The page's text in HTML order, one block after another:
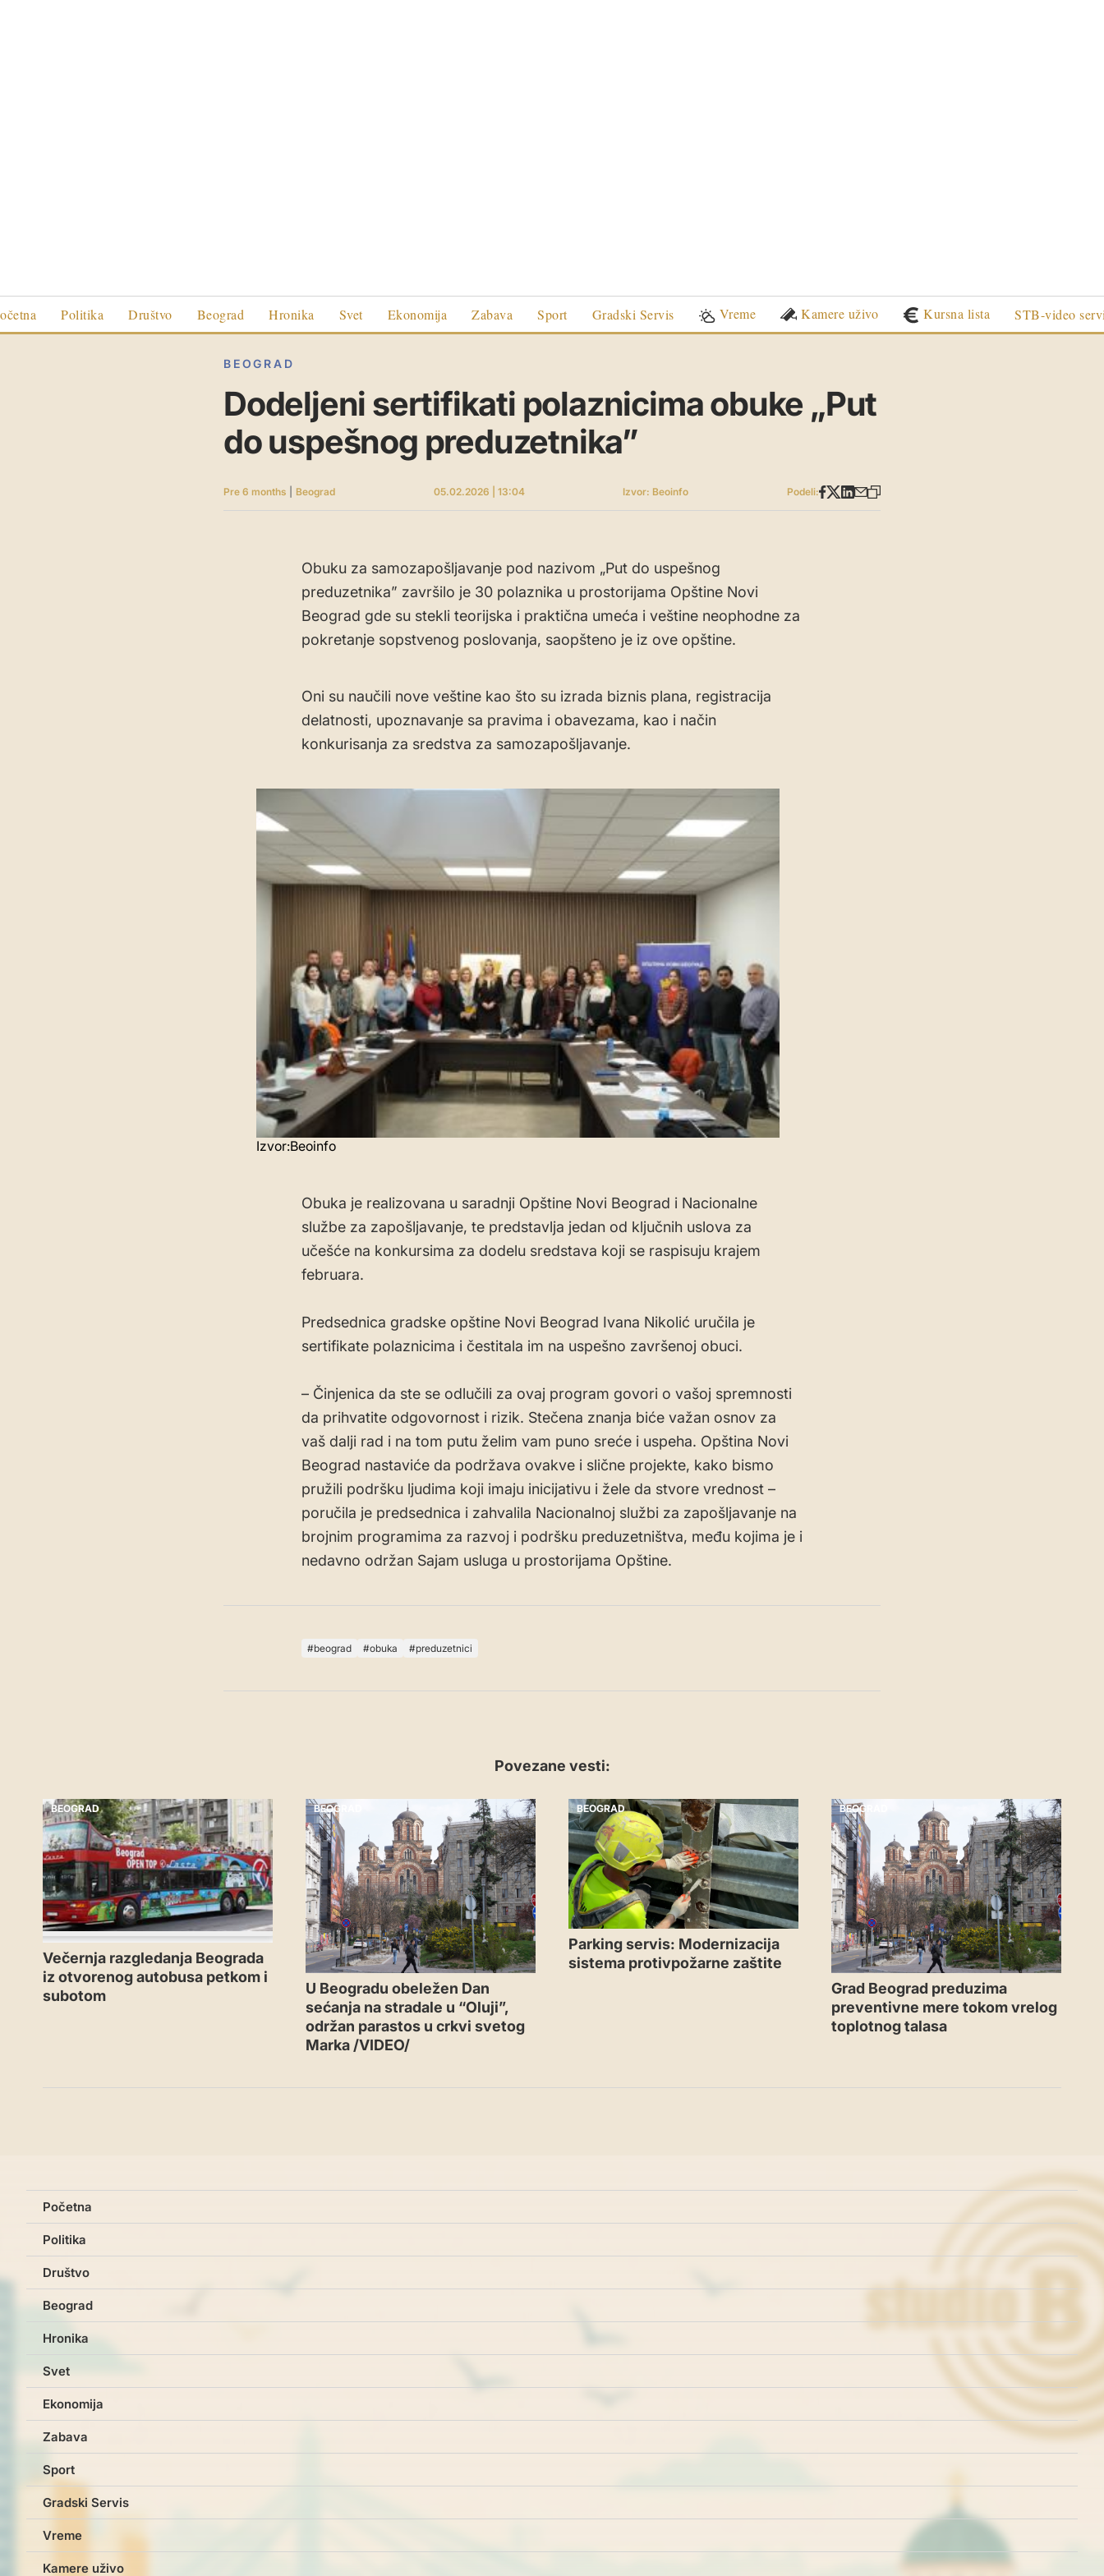
Politika Društvo Beograd Hronika Svet Ekonomija Zabava Sport Gradski Servis Vreme Kamere uživo Kursna lista STB-video
BEOGRAD
Dodeljeni sertifikati polaznicima obuke „Put
do uspešnog preduzetnika”
Pre 6 months Beograd 05.02.2026 | 13:04 Izvor: Beoinfo Podeli:
Obuku za samozapošljavanje pod nazivom „Put do uspešnog
preduzetnika” završilo je 30 polaznika u prostorijama Opštine Novi
Beograd gde su stekli teorijska i praktična umeća i veštine neophodne za
pokretanje sopstvenog poslovanja, saopšteno je iz ove opštine.
Oni su naučili nove veštine kao što su izrada biznis plana, registracija
delatnosti, upoznavanje sa pravima i obavezama, kao i način
konkurisanja za sredstva za samozapošljavanje.
Izvor:Beoinfo
Obuka je realizovana u saradnji Opštine Novi Beograd i Nacionalne
službe za zapošljavanje, te predstavlja jedan od ključnih uslova za
učešće na konkursima za dodelu sredstava koji se raspisuju krajem
februara.
Predsednica gradske opštine Novi Beograd Ivana Nikolić uručila je
sertifikate polaznicima i čestitala im na uspešno završenoj obuci.
– Činjenica da ste se odlučili za ovaj program govori o vašoj spremnosti
da prihvatite odgovornost i rizik. Stečena znanja biće važan osnov za
vaš dalji rad i na tom putu želim vam puno sreće i uspeha. Opština Novi
Beograd nastaviće da podržava ovakve i slične projekte, kako bismo
pružili podršku ljudima koji imaju inicijativu i žele da stvore vrednost –
poručila je predsednica i zahvalila Nacionalnoj službi za zapošljavanje na
brojnim programima za razvoj i podršku preduzetništva, među kojima je i
nedavno održan Sajam usluga u prostorijama Opštine.
beograd obuka preduzetnici
Povezane vesti:
BEOGRAD
Večernja razgledanja Beograda
iz otvorenog autobusa petkom i
subotom
BEOGRAD
U Beogradu obeležen Dan
sećanja na stradale u “Oluji”,
održan parastos u crkvi svetog
Marka /VIDEO/
BEOGRAD
Parking servis: Modernizacija
sistema protivpožarne zaštite
BEOGRAD
Grad Beograd preduzima
preventivne mere tokom vrelog
toplotnog talasa
Početna
Politika
Društvo
Beograd
Hronika
Svet
Ekonomija
Zabava
Sport
Gradski Servis
Vreme
Kamere uživo